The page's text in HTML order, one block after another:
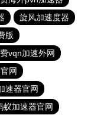
旋风加速度器
版
vqn加速外网
网
速器官网
蚁加速器官网